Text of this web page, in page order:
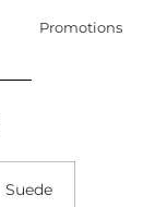
Promotions
Suede